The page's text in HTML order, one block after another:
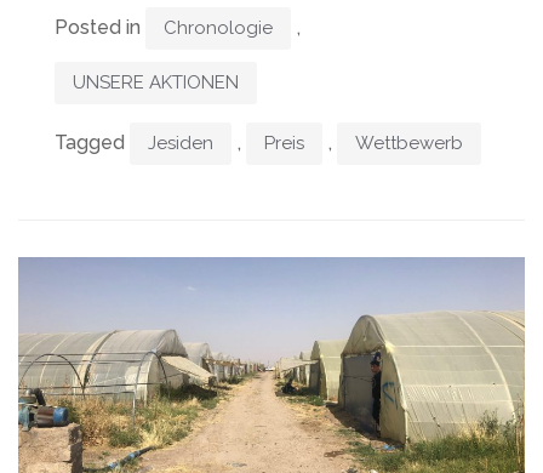
Posted in Chronologie ,
UNSERE AKTIONEN
Tagged Jesiden , Preis , Wettbewerb